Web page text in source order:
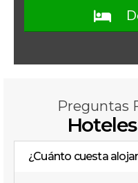
Preguntas
¿Cuánto cuesta